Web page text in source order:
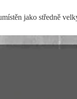
jako středně